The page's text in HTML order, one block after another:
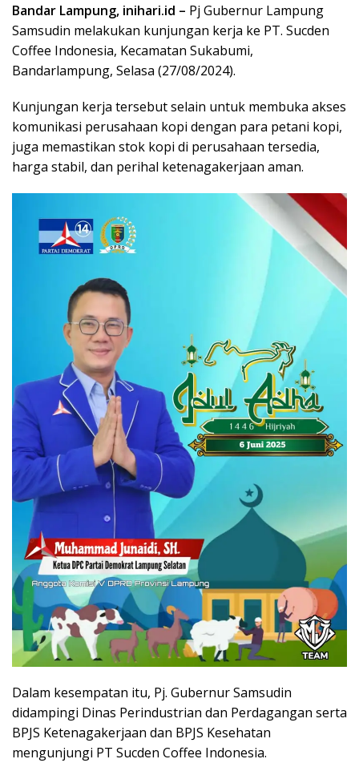
Bandar Lampung, inihari.id – Pj Gubernur Lampung
Samsudin melakukan kunjungan kerja ke PT. Sucden
Coffee Indonesia, Kecamatan Sukabumi,
Bandarlampung, Selasa (27/08/2024).
Kunjungan kerja tersebut selain untuk membuka akses
komunikasi perusahaan kopi dengan para petani kopi,
juga memastikan stok kopi di perusahaan tersedia,
harga stabil, dan perihal ketenagakerjaan aman.
Dalam kesempatan itu, Pj. Gubernur Samsudin
didampingi Dinas Perindustrian dan Perdagangan serta
BPJS Ketenagakerjaan dan BPJS Kesehatan
mengunjungi PT Sucden Coffee Indonesia.